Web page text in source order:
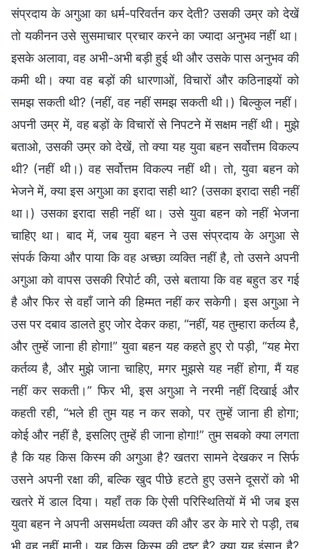
संप्रदाय के अगुआ का धर्म-परिवर्तन कर देती? उसकी उम्र को देखें
तो यकीनन उसे सुसमाचार प्रचार करने का ज्यादा अनुभव नहीं था।
इसके अलावा, वह अभी-अभी बड़ी हुई थी और उसके पास अनुभव की
कमी थी। क्या वह बड़ों की धारणाओं, विचारों और कठिनाइयों को
समझ सकती थी? (नहीं, वह नहीं समझ सकती थी।) बिल्कुल नहीं।
अपनी उम्र में, वह बड़ों के विचारों से निपटने में सक्षम नहीं थी। मुझे
बताओ, उसकी उम्र को देखें, तो क्या यह युवा बहन सर्वोत्तम विकल्प
थी? (नहीं थी।) वह सर्वोत्तम विकल्प नहीं थी। तो, युवा बहन को
भेजने में, क्या इस अगुआ का इरादा सही था? (उसका इरादा सही नहीं
था।) उसका इरादा सही नहीं था। उसे युवा बहन को नहीं भेजना
चाहिए था। बाद में, जब युवा बहन ने उस संप्रदाय के अगुआ से
संपर्क किया और पाया कि वह अच्छा व्यक्ति नहीं है, तो उसने अपनी
अगुआ को वापस उसकी रिपोर्ट की, उसे बताया कि वह बहुत डर गई
है और फिर से वहाँ जाने की हिम्मत नहीं कर सकेगी। इस अगुआ ने
उस पर दबाव डालते हुए जोर देकर कहा, “नहीं, यह तुम्हारा कर्तव्य है,
और तुम्हें जाना ही होगा!” युवा बहन यह कहते हुए रो पड़ी, “यह मेरा
कर्तव्य है, और मुझे जाना चाहिए, मगर मुझसे यह नहीं होगा, मैं यह
नहीं कर सकती।” फिर भी, इस अगुआ ने नरमी नहीं दिखाई और
कहती रही, “भले ही तुम यह न कर सको, पर तुम्हें जाना ही होगा;
कोई और नहीं है, इसलिए तुम्हें ही जाना होगा!” तुम सबको क्या लगता
है कि यह किस किस्म की अगुआ है? खतरा सामने देखकर न सिर्फ
उसने अपनी रक्षा की, बल्कि खुद पीछे हटते हुए उसने दूसरों को भी
खतरे में डाल दिया। यहाँ तक कि ऐसी परिस्थितियों में भी जब इस
युवा बहन ने अपनी असमर्थता व्यक्त की और डर के मारे रो पड़ी, तब
भी वह नहीं मानी। यह किस किस्म की दुष्ट है? क्या यह इंसान है?